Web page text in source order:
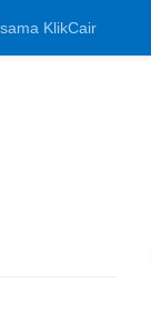
KlikCair